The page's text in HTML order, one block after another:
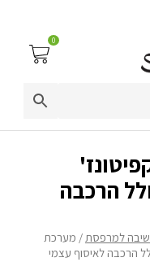
03-
0
הרכבה
למרפסת/ מערכת
הרכבה לאיסוף עצמי